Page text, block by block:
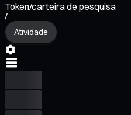
Token/carteira de pesquisa
/
Atividade